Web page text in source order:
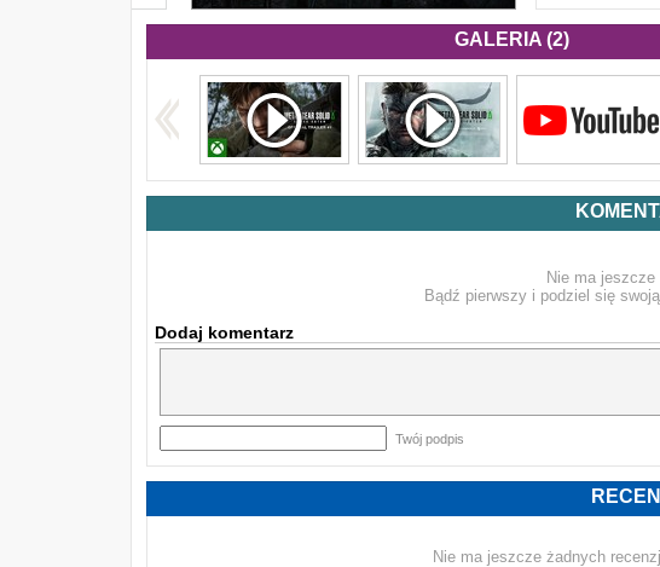
GALERIA (2)
Nie ma
Bądź pierwszy i podziel się
Dodaj komentarz
Twój podpis
Nie ma jeszcze żadnych